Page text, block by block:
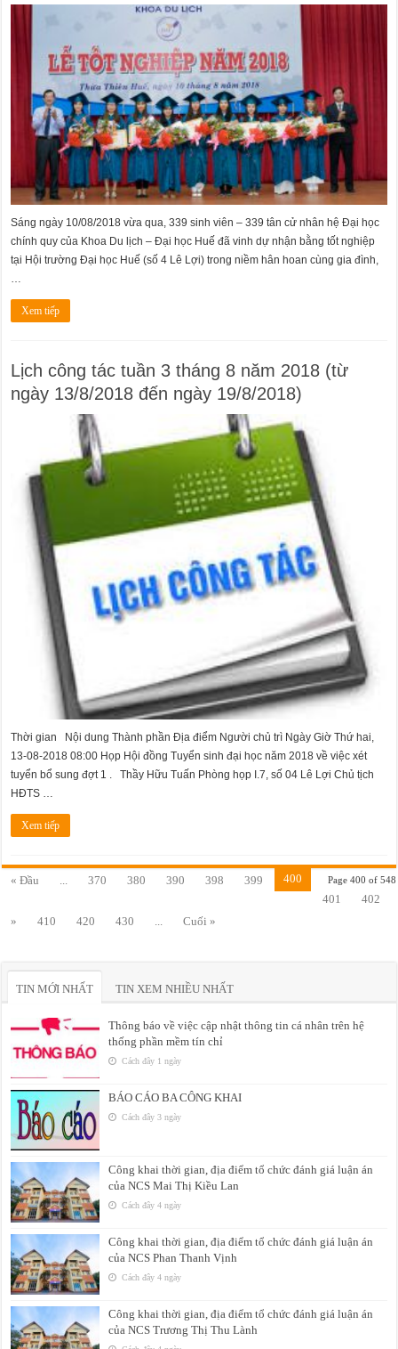
Sáng ngày 10/08/2018 vừa qua, 339 sinh viên – 339 tân cử nhân hệ Đại học
chính quy của Khoa Du lịch – Đại học Huế đã vinh dự nhận bằng tốt nghiệp
tại Hội trường Đại học Huế (số 4 Lê Lợi) trong niềm hân hoan cùng gia đình,
…
Xem tiếp
Lịch công tác tuần 3 tháng 8 năm 2018 (từ
ngày 13/8/2018 đến ngày 19/8/2018)
Thời gian Nội dung Thành phần Địa điểm Người chủ trì Ngày Giờ Thứ hai,
13-08-2018 08:00 Họp Hội đồng Tuyển sinh đại học năm 2018 về việc xét
tuyển bổ sung đợt 1 . Thầy Hữu Tuấn Phòng họp I.7, số 04 Lê Lợi Chủ tịch
HĐTS …
Xem tiếp
Page 400 of 548
« Đầu 370 380 390 398 399
400
401
402
»
410 420 430 Cuối »
TIN MỚI NHẤT TIN XEM NHIỀU NHẤT
Thông báo về việc cập nhật thông tin cá nhân trên hệ
thống phần mềm tín chỉ
Cách đây 1 ngày
BÁO CÁO BA CÔNG KHAI
Cách đây 3 ngày
Công khai thời gian, địa điểm tổ chức đánh giá luận án
của NCS Mai Thị Kiều Lan
Cách đây 4 ngày
Công khai thời gian, địa điểm tổ chức đánh giá luận án
của NCS Phan Thanh Vịnh
Cách đây 4 ngày
Công khai thời gian, địa điểm tổ chức đánh giá luận án
của NCS Trương Thị Thu Lành